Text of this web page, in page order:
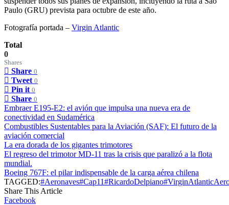
Paulo (GRU) prevista para octubre de este año.
Fotografía portada – Virgin Atlantic
Total
0
Shares
Share 0
Tweet 0
Pin it 0
Share 0
Embraer E195-E2: el avión que impulsa una nueva era de
conectividad en Sudamérica
Combustibles Sustentables para la Aviación (SAF): El futuro de la
aviación comercial
La era dorada de los gigantes trimotores
El regreso del trimotor MD-11 tras la crisis que paralizó a la flota
mundial.
Boeing 767F: el pilar indispensable de la carga aérea chilena
TAGGED:#Aeronaves#Cap11#RicardoDelpiano#VirginAtlantic
Share This Article
Facebook